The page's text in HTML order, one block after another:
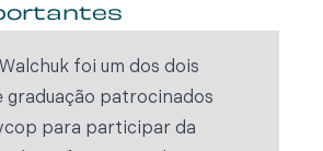
foi um dos dois
graduação patrocinados
para participar da